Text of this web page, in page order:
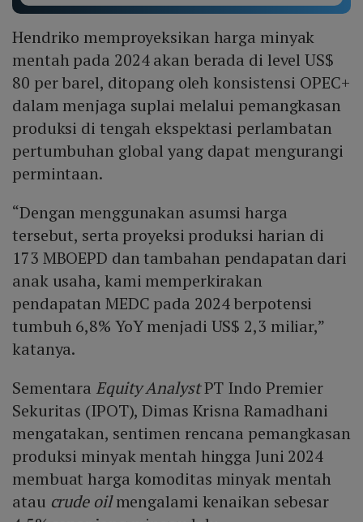
Hendriko memproyeksikan harga minyak
mentah pada 2024 akan berada di level US$
80 per barel, ditopang oleh konsistensi OPEC+
dalam menjaga suplai melalui pemangkasan
produksi di tengah ekspektasi perlambatan
pertumbuhan global yang dapat mengurangi
permintaan.
“Dengan menggunakan asumsi harga
tersebut, serta proyeksi produksi harian di
173 MBOEPD dan tambahan pendapatan dari
anak usaha, kami memperkirakan
pendapatan MEDC pada 2024 berpotensi
tumbuh 6,8% YoY menjadi US$ 2,3 miliar,”
katanya.
Sementara Equity AnalystPT Indo Premier
Sekuritas (IPOT), Dimas Krisna Ramadhani
mengatakan, sentimen rencana pemangkasan
produksi minyak mentah hingga Juni 2024
membuat harga komoditas minyak mentah
atau crude oilmengalami kenaikan sebesar